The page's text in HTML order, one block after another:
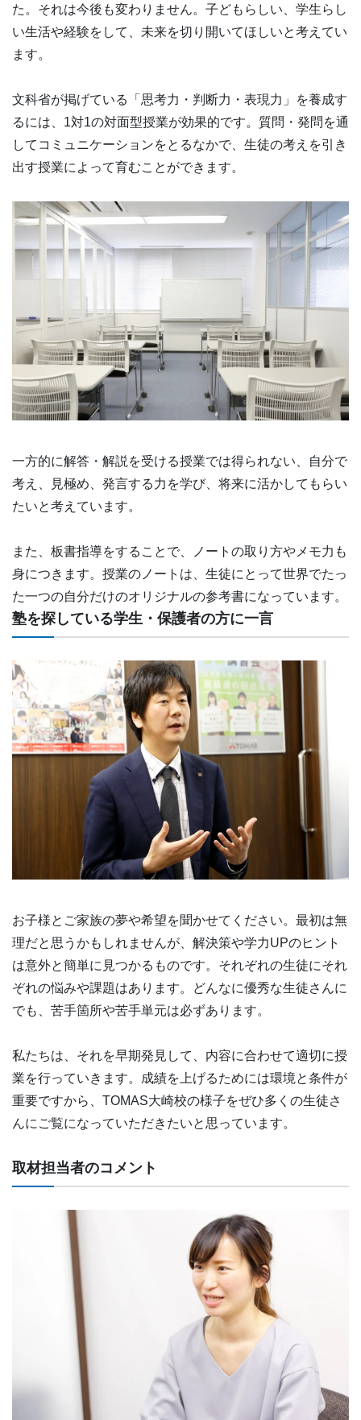
た。それは今後も変わりません。子どもらしい、学生らし
い生活や経験をして、未来を切り開いてほしいと考えてい
ます。
文科省が掲げている「思考力・判断力・表現力」を養成す
るには、1対1の対面型授業が効果的です。質問・発問を通
してコミュニケーションをとるなかで、生徒の考えを引き
出す授業によって育むことができます。
一方的に解答・解説を受ける授業では得られない、自分で
考え、見極め、発言する力を学び、将来に活かしてもらい
たいと考えています。
また、板書指導をすることで、ノートの取り方やメモ力も
身につきます。授業のノートは、生徒にとって世界でたっ
た一つの自分だけのオリジナルの参考書になっています。
塾を探している学生・保護者の方に一言
お子様とご家族の夢や希望を聞かせてください。最初は無
理だと思うかもしれませんが、解決策や学力UPのヒント
は意外と簡単に見つかるものです。それぞれの生徒にそれ
ぞれの悩みや課題はあります。どんなに優秀な生徒さんに
でも、苦手箇所や苦手単元は必ずあります。
私たちは、それを早期発見して、内容に合わせて適切に授
業を行っていきます。成績を上げるためには環境と条件が
重要ですから、TOMAS大崎校の様子をぜひ多くの生徒さ
んにご覧になっていただきたいと思っています。
取材担当者のコメント